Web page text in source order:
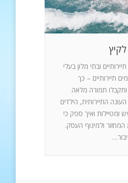
ובתי מלון בעלי
תיירותיים – כך
תמורה מלאה
התיירותית, הילדים
ומטיילות ואיך ספק כי
ולמינוף העסק.